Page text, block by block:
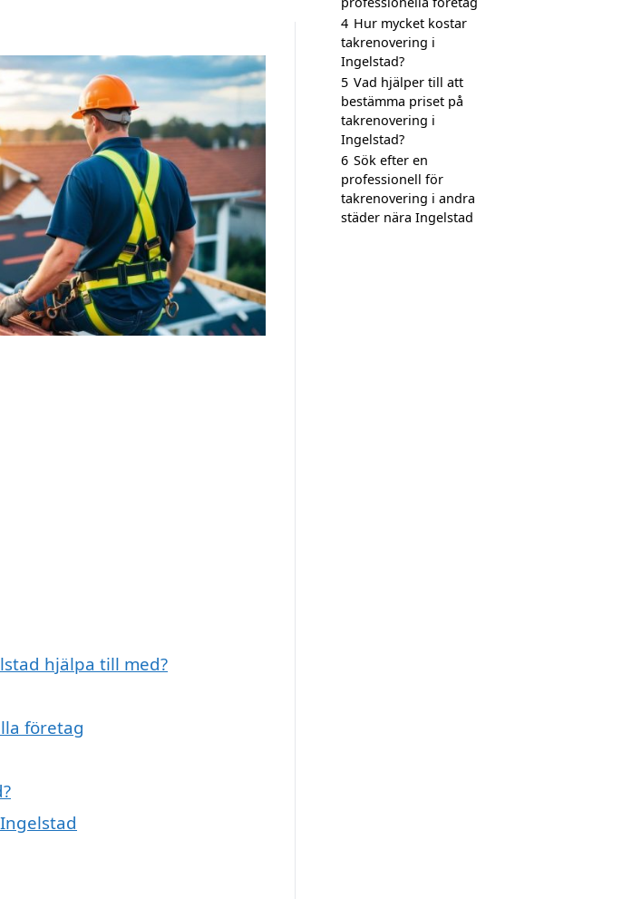
hjälpa till med?
företag
4 Hur mycket kostar
takrenovering i
Ingelstad?
5 Vad hjälper till att
bestämma priset på
takrenovering i
Ingelstad?
6 Sök efter en
professionell för
takrenovering i andra
städer nära Ingelstad